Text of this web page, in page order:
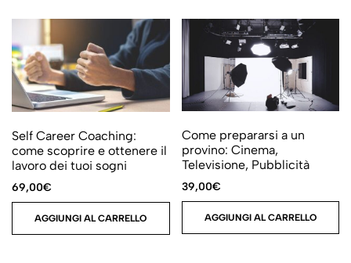
Self Career Coaching:
come scoprire e ottenere il
lavoro dei tuoi sogni
69,00€
AGGIUNGI AL CARRELLO
Come prepararsi a un
provino: Cinema,
Televisione, Pubblicità
39,00€
AGGIUNGI AL CARRELLO